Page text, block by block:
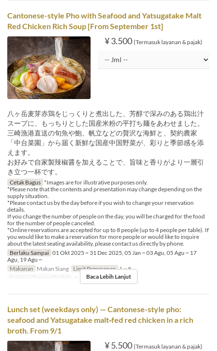
Cantonese-style Pho with Seafood and Yatsugatake Malt
Red Chicken Rich Soup [From September 1st]
¥ 3.500 (Termasuk layanan & pajak)
八ヶ岳麦芽赤鶏をじっくりと煮出した、芳醇で深みのある鶏出汁
スープに、もっちりとした国産米粉の平打ち麺をあわせました。
三崎漁港直送の旬魚や鮑、帆立などの贅沢な海鮮と、契約農家
「中台菜園」から届く新鮮な国産中国野菜が、彩りと季節感を添
えます。
お好みで自家製辣椒醤を加えることで、旨味と香りがより一層引
き立つ一杯です。
Cetak Bagus *Images are for illustrative purposes only.
*Please note that the contents and presentation may change depending on the
supply situation.
*Please contact us by the day before if you wish to change your reservation
details.
If you change the number of people on the day, you will be charged for the food
for the number of people canceled.
*Online reservations are accepted for up to 8 people (up to 4 people per table). If
you would like to make a reservation for more people or would like to inquire
about the latest seating availability, please contact us directly by phone.
Berlaku Sampai 01 Okt 2025 ~ 31 Dec 2025, 05 Jan ~ 03 Agu, 05 Agu ~ 17
Agu, 19 Agu ~
Makanan Makan Siang Limit Pemesanan 1 ~ 8
Kategori Tempat Duduk
ホール席Baca Lebih Lanjut
Lunch set (weekdays only) — Cantonese-style pho:
seafood and Yatsugatake malt‑fed red chicken in a rich
broth. From 9/1
¥ 5.500 (Termasuk layanan & pajak)